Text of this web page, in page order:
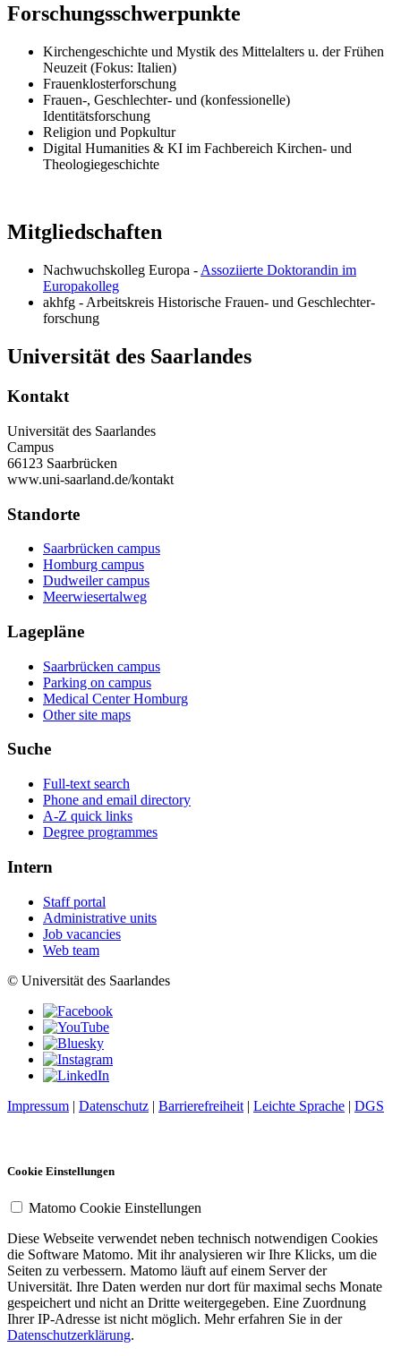
Forschungsschwerpunkte
Kirchengeschichte und Mystik des Mittelalters u. der Frühen
Neuzeit (Fokus: Italien)
Frauenklosterforschung
Frauen-, Geschlechter- und (konfessionelle)
Identitätsforschung
Religion und Popkultur
Digital Humanities & KI im Fachbereich Kirchen- und
Theologiegeschichte
Mitgliedschaften
Nachwuchskolleg Europa - Assoziierte Doktorandin im
Europakolleg
akhfg - Arbeitskreis Historische Frauen- und Geschlechter­
forschung
Universität des Saarlandes
Kontakt
Universität des Saarlandes
Campus
66123 Saarbrücken
www.uni-saarland.de/kontakt
Standorte
Saarbrücken campus
Homburg campus
Dudweiler campus
Meerwiesertalweg
Lagepläne
Saarbrücken campus
Parking on campus
Medical Center Homburg
Other site maps
Suche
Full-text search
Phone and email directory
A-Z quick links
Degree programmes
Intern
Staff portal
Administrative units
Job vacancies
Web team
© Universität des Saarlandes
Impressum | Datenschutz | Barrierefreiheit | Leichte Sprache | DGS
Cookie Einstellungen
Matomo Cookie Einstellungen
Diese Webseite verwendet neben technisch notwendigen Cookies
die Software Matomo. Mit ihr analysieren wir Ihre Klicks, um die
Seiten zu verbessern. Matomo läuft auf einem Server der
Universität. Ihre Daten werden nur dort für maximal sechs Monate
gespeichert und nicht an Dritte weitergegeben. Eine Zuordnung
Ihrer IP-Adresse ist nicht möglich. Mehr erfahren Sie in der
Datenschutzerklärung.